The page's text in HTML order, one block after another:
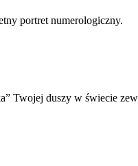
portret numerologiczny.
Twojej duszy w świecie